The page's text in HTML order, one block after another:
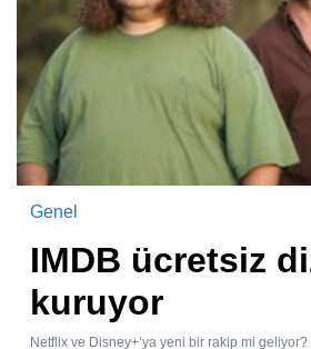
Genel
IMDB ücretsiz
kuruyor
Netflix ve Disney+’ya yeni bir rakip mi